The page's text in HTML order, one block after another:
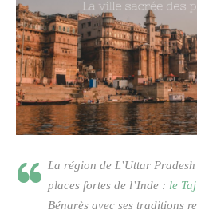
La région de L’Uttar
places fortes de l’Inde : le
Bénarès avec ses traditions